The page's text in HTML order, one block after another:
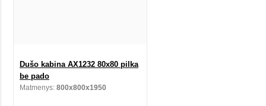
Dušo kabina AX1232 80x80 pilka
be pado
Matmenys: 800x800x1950